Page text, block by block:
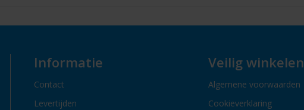
Informatie
Contact
Levertijden
Veilig winkelen
Algemene voorwaarden
Cookieverklaring